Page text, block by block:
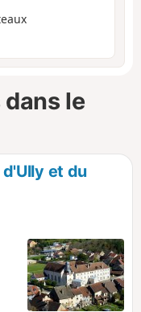
le
d'Ully et du